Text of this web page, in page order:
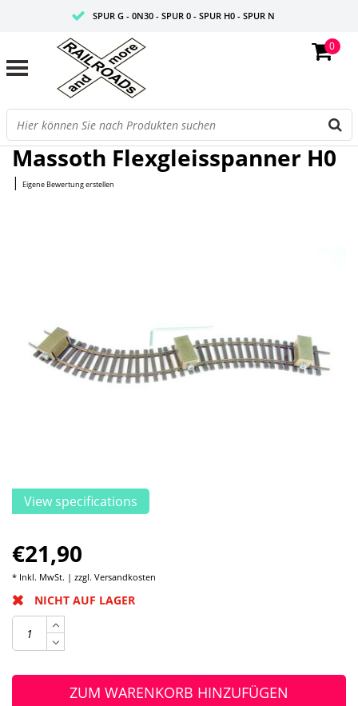
SPUR G - 0N30 - SPUR 0 - SPUR H0 - SPUR N
0
Startseite/Flexgleisspanner H0
Massoth Flexgleisspanner H0
| Eigene Bewertung erstellen
View specifications
€21,90
* Inkl. MwSt. | zzgl. Versandkosten
NICHT AUF LAGER
ZUM WARENKORB HINZUFÜGEN